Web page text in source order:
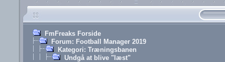
FmFreaks Forside
Forum: Football Manager 2019
Kategori: Træningsbanen
Undgå at blive "læst"